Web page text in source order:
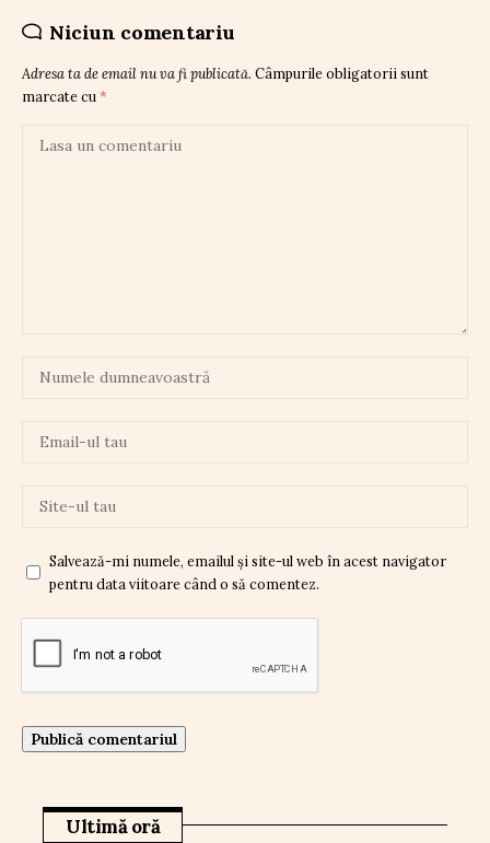
Niciun comentariu
Adresa ta de email nu va fi publicată. Câmpurile obligatorii sunt
marcate cu *
Salvează-mi numele, emailul și site-ul web în acest navigator
pentru data viitoare când o să comentez.
Ultimă oră